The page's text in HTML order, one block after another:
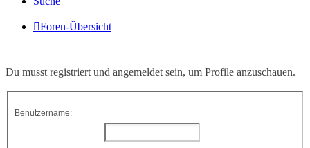
Foren-Übersicht
Du musst registriert und angemeldet sein, um Profile anzuschauen.
Benutzername: